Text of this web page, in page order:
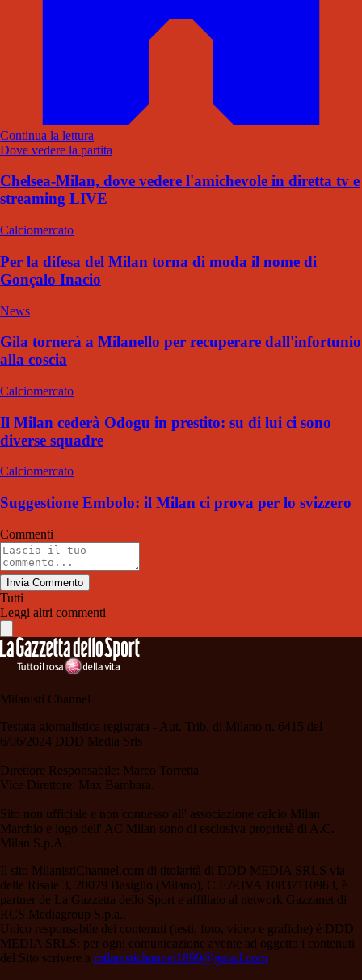
Continua la lettura
Dove vedere la partita
Chelsea-Milan, dove vedere l'amichevole in diretta tv e
streaming LIVE
Calciomercato
Per la difesa del Milan torna di moda il nome di
Gonçalo Inacio
News
Gila tornerà a Milanello per recuperare dall'infortunio
alla coscia
Calciomercato
Il Milan cederà Odogu in prestito: su di lui ci sono
diverse squadre
Calciomercato
Suggestione Embolo: il Milan ci prova per lo svizzero
Commenti
Invia Commento
Tutti
Leggi altri commenti
Milanisti Channel
Testata giornalistica registrata - Aut. Trib. di Milano n. 6415 del
6/06/2024 DDD Media Srls
Direttore Responsabile: Marco Torretta
Vice Direttore: Max Bambara.
Sito non ufficiale e non connesso all' associazione calcio Milan.
Marchio e logo dell' AC Milan sono di esclusiva proprietà di A.C.
Milan S.p.A.
Il sito MilanistiChannel.com di titolarità di DDD MEDIA SRLS via
delle Risaie 3, 20079 Basiglio (Milano), C.F./P.IVA 10837110963, è
partner de La Gazzetta dello Sport e affiliato al network Gazzanet di
RCS Mediagroup S.p.a..
Unico responsabile dei contenuti (testi, foto, video e grafiche) è DDD
MEDIA SRLS; per ogni comunicazione avente ad oggetto i contenuti
del Sito scrivere a milanistichannel1899@gmail.com